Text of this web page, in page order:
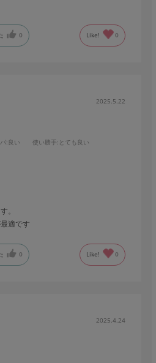
0 Like! 0
2025.5.22
:良い 使い勝手 :とても良い
。
適です
0 Like! 0
2025.4.24